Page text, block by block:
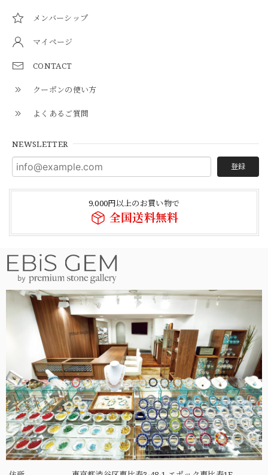
メンバーシップ
マイページ
CONTACT
クーポンの使い方
よくあるご質問
NEWSLETTER
登録
9,000円以上のお買い物で
全国送料無料